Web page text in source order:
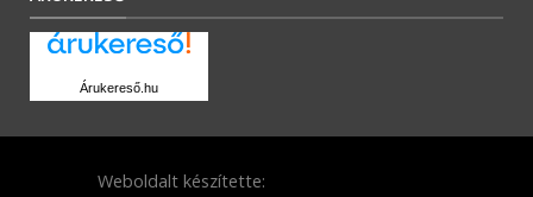
Árukereső.hu
Weboldalt készítette: